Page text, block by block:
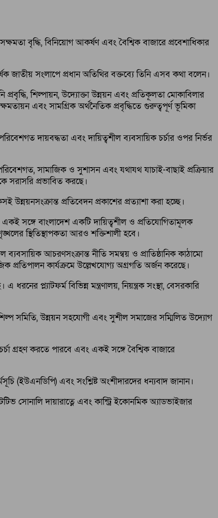
বৃদ্ধি, বিনিয়োগ আকর্ষণ এবং বৈশ্বিক বাজারে প্রবেশাধিকার
জাতীয় সংলাপে প্রধান অতিথির বক্তব্যে তিনি এসব কথা বলেন।
প্রবৃদ্ধি, শিল্পায়ন, উদ্যোক্তা উন্নয়ন এবং প্রতিকূলতা মোকাবিলার
এবং সামগ্রিক অর্থনৈতিক প্রবৃদ্ধিতে গুরুত্বপূর্ণ ভূমিকা
দায়বদ্ধতা এবং দায়িত্বশীল ব্যবসায়িক চর্চার ওপর নির্ভর
সামাজিক ও সুশাসন এবং যথাযথ যাচাই-বাছাই প্রক্রিয়ার
সরাসরি প্রভাবিত করছে।
প্রতিবেদন প্রকাশের প্রত্যাশা করা হচ্ছে।
একই সঙ্গে বাংলাদেশ একটি দায়িত্বশীল ও প্রতিযোগিতামূলক
স্থিতিস্থাপকতা আরও শক্তিশালী হবে।
ব্যবসায়িক আচরণসংক্রান্ত নীতি সমন্বয় ও প্রাতিষ্ঠানিক কাঠামো
প্রতিপালন কার্যক্রমে উল্লেখযোগ্য অগ্রগতি অর্জন করেছে।
প্ল্যাটফর্ম বিভিন্ন মন্ত্রণালয়, নিয়ন্ত্রক সংস্থা, বেসরকারি
সমিতি, উন্নয়ন সহযোগী এবং সুশীল সমাজের সম্মিলিত উদ্যোগ
গ্রহণ করতে পারবে এবং একই সঙ্গে বৈশ্বিক বাজারে
(ইউএনডিপি) এবং সংশ্লিষ্ট অংশীদারদের ধন্যবাদ জানান।
সোনালি দায়ারাত্নে এবং কান্ট্রি ইকোনমিক অ্যাডভাইজার